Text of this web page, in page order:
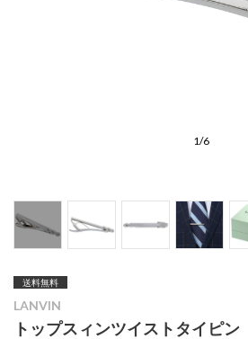
1/6
送料無料
LANVIN
トップスィンツイストタイピン